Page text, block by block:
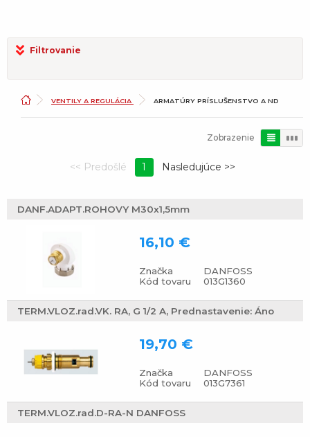
Filtrovanie
VENTILY A REGULÁCIA ARMATÚRY PRÍSLUŠENSTVO A ND
Zobrazenie
1
DANF.ADAPT.ROHOVY M30x1,5mm
Značka
DANFOSS
Kód tovaru
013G1360
16,10 €
TERM.VLOZ.rad.VK. RA, G 1/2 A, Prednastavenie: Áno
Značka
DANFOSS
Kód tovaru
013G7361
19,70 €
TERM.VLOZ.rad.D-RA-N DANFOSS